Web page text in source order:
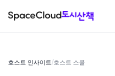
호스트 인사이트/호스트 스쿨